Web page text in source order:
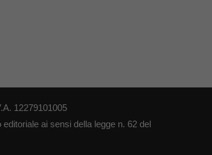
12279101005
ai sensi della legge n. 62 del